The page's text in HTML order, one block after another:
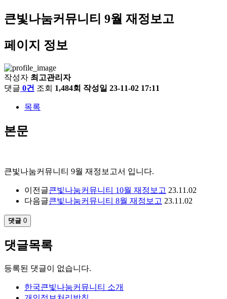
큰빛나눔커뮤니티 9월 재정보고
페이지 정보
작성자 최고관리자
댓글 0건 조회 1,484회 작성일 23-11-02 17:11
목록
본문
큰빛나눔커뮤니티 9월 재정보고서 입니다.
이전글큰빛나눔커뮤니티 10월 재정보고 23.11.02
다음글큰빛나눔커뮤니티 8월 재정보고 23.11.02
댓글 0
댓글목록
등록된 댓글이 없습니다.
한국큰빛나눔커뮤니티 소개